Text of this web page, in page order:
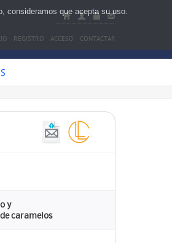
REGISTRO ACCESO CONTACTAR
y
caramelos
consideramos que acepta su uso.